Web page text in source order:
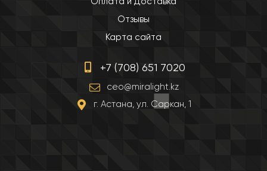
Отзывы
Карта сайта
+7 (708) 651 7020
ceo@miralight.kz
г. Астана, ул. Саркан, 1